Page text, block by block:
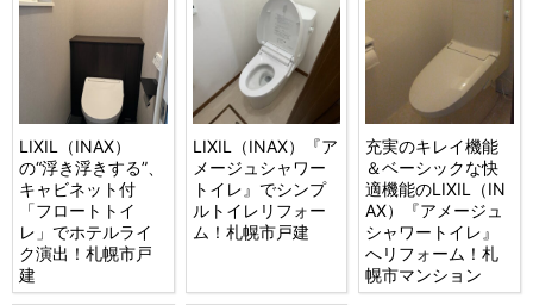
LIXIL（INAX）
の“浮き浮きする”、
キャビネット付
「フロートトイ
レ」でホテルライ
ク演出！札幌市戸
建
LIXIL（INAX）『ア
メージュシャワー
トイレ』でシンプ
ルトイレリフォー
ム！札幌市戸建
充実のキレイ機能
＆ベーシックな快
適機能のLIXIL（IN
AX）『アメージュ
シャワートイレ』
へリフォーム！札
幌市マンション